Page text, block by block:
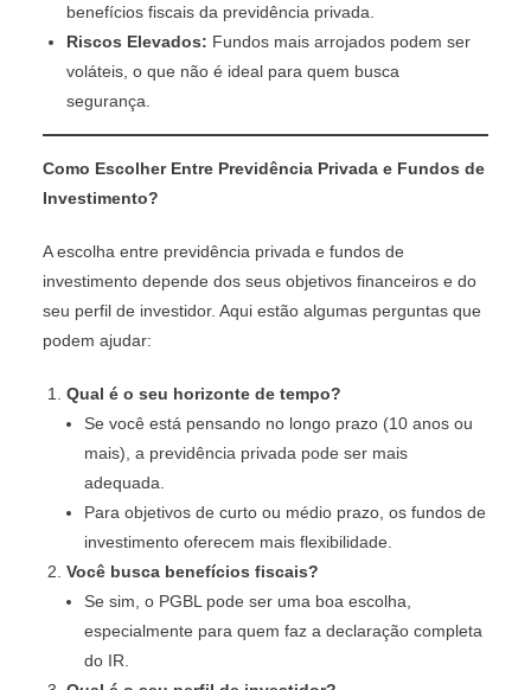
benefícios fiscais da previdência privada.
Riscos Elevados: Fundos mais arrojados podem ser
voláteis, o que não é ideal para quem busca
segurança.
Como Escolher Entre Previdência Privada e Fundos de
Investimento?
A escolha entre previdência privada e fundos de
investimento depende dos seus objetivos financeiros e do
seu perfil de investidor. Aqui estão algumas perguntas que
podem ajudar:
Qual é o seu horizonte de tempo?
Se você está pensando no longo prazo (10 anos ou
mais), a previdência privada pode ser mais
adequada.
Para objetivos de curto ou médio prazo, os fundos de
investimento oferecem mais flexibilidade.
Você busca benefícios fiscais?
Se sim, o PGBL pode ser uma boa escolha,
especialmente para quem faz a declaração completa
do IR.